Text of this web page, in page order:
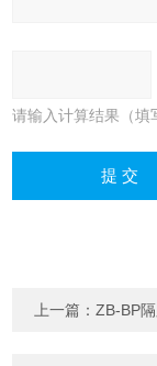
请输入计算结果（填
上一篇：ZB-BP